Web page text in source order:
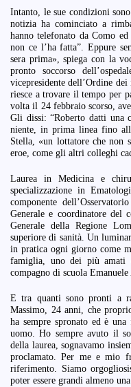
Intanto, le sue condizioni
notizia ha cominciato a
hanno telefonato da Como
non ce l’ha fatta”. Eppure
sera prima», spiega con la
pronto soccorso
vicepresidente dell’Ordine
riesce a trovare il tempo per
volta il 24 febbraio scorso,
Gli dissi: “Roberto datti una
niente, in prima linea fino
Stella, «un lottatore che non
eroe, come gli altri colleghi
Laurea in Medicina e
specializzazione in
componente
Generale e coordinatore del
Generale della Regione
superiore di sanità. Un
in pratica ogni giorno come
famiglia, uno dei più amati
compagno di scuola
E tra quanti sono pronti a
Massimo, 24 anni, che
ha sempre spronato ed è
uomo. Ho sempre avuto il
della laurea, sognavamo
proclamato. Per me e mio
riferimento. Siamo
poter essere grandi almeno